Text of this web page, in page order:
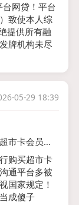
网贷！平台
致使本人综
提供所有融
牌机构未尽
05-29 18:39
市卡会员权
购买超市卡
通平台多被
国家规定！
成傻子